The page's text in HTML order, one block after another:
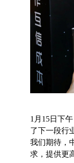
1月15日下
了下一段行
我们期待，
求，提供更